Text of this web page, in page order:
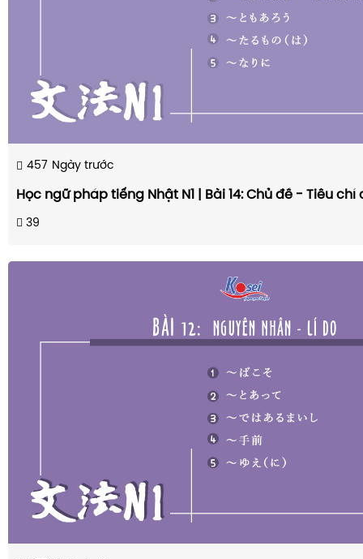
457 Ngày trước
Học ngữ pháp tiếng Nhật N1 | Bài 14: Chủ đề - Tiêu
39